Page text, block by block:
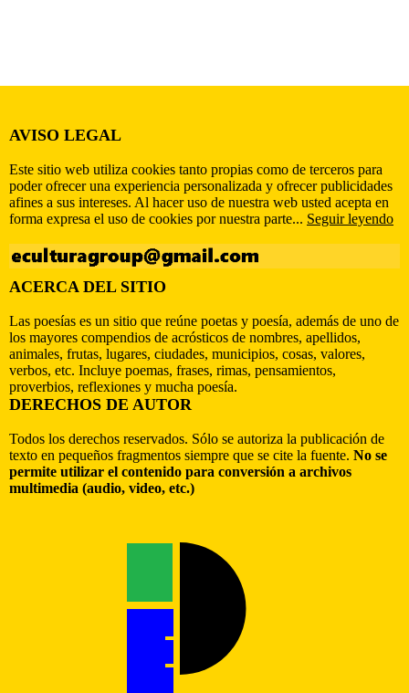
AVISO LEGAL
Este sitio web utiliza cookies tanto propias como de terceros para
poder ofrecer una experiencia personalizada y ofrecer publicidades
afines a sus intereses. Al hacer uso de nuestra web usted acepta en
forma expresa el uso de cookies por nuestra parte... Seguir leyendo
ACERCA DEL SITIO
Las poesías es un sitio que reúne poetas y poesía, además de uno de
los mayores compendios de acrósticos de nombres, apellidos,
animales, frutas, lugares, ciudades, municipios, cosas, valores,
verbos, etc. Incluye poemas, frases, rimas, pensamientos,
proverbios, reflexiones y mucha poesía.
DERECHOS DE AUTOR
Todos los derechos reservados. Sólo se autoriza la publicación de
texto en pequeños fragmentos siempre que se cite la fuente. No se
permite utilizar el contenido para conversión a archivos
multimedia (audio, video, etc.)